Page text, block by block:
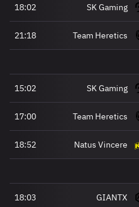
18:02 SK Gaming
21:18 Team Heretics
15:02 SK Gaming
17:00 Team Heretics
18:52 Natus Vincere
18:03 GIANTX